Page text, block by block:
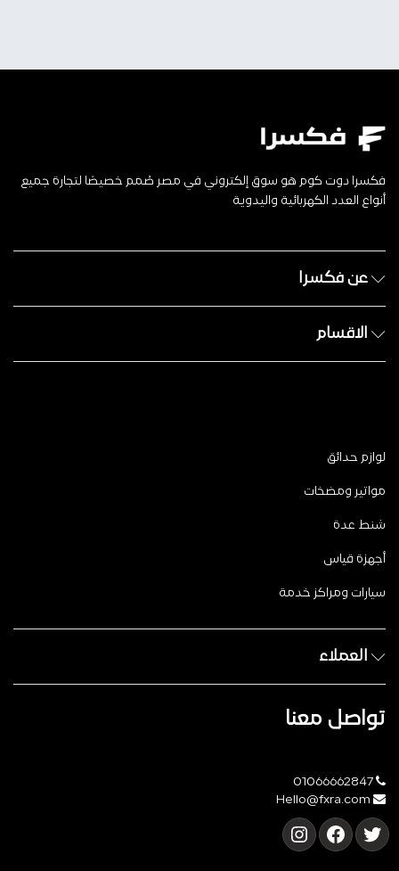
فكسرا دوت كوم هو سوق إلكتروني في مصر صُمم خصيصًا لتجارة جميع
أنواع العدد الكهربائية واليدوية
عن فكسرا
الاقسام
لوازم حدائق
مواتير ومضخات
شنط عدة
أجهزة قياس
سيارات ومراكز خدمة
العملاء
تواصل معنا
تويترفيسبوكإنستجرام